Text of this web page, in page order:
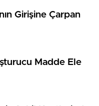
Girişine Çarpan
Madde Ele